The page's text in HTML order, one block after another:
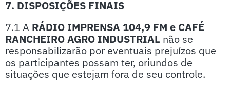
7. DISPOSIÇÕES FINAIS
7.1 A RÁDIO IMPRENSA 104,9 FM e CAFÉ
RANCHEIRO AGRO INDUSTRIAL não se
responsabilizarão por eventuais prejuízos que
os participantes possam ter, oriundos de
situações que estejam fora de seu controle.